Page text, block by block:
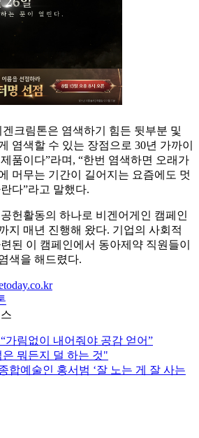
크림톤은 염색하기 힘든 뒷부분 및
염색할 수 있는 장점으로 30년 가까이
품이다”라며, “한번 염색하면 오래가
머무는 기간이 길어지는 요즘에도 멋
다”라고 말했다.
헌활동의 하나로 비겐어게인 캠페인
지 매년 진행해 왔다. 기업의 사회적
된 이 캠페인에서 동아제약 직원들이
색을 해드렸다.
가림없이 내어줘야 공감 얻어”
뭐든지 덜 하는 것"
합예술인 홍서범 ‘잘 노는 게 잘 사는